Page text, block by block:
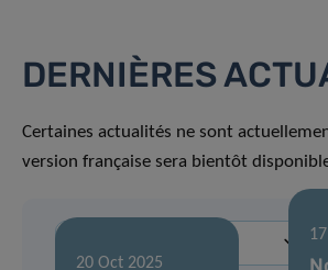
DERNIÈRES
Certaines actualités ne sont
version française sera bientôt
20 Oct 2025